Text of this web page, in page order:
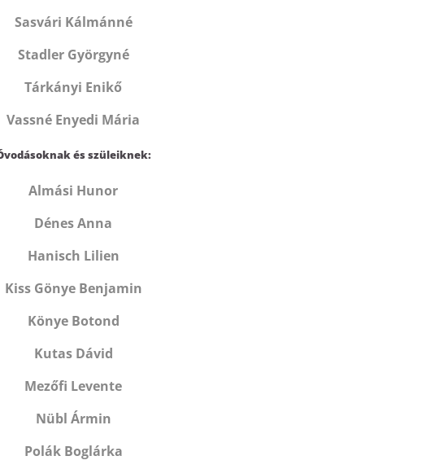
Sasvári Kálmánné
Stadler Györgyné
Tárkányi Enikő
Vassné Enyedi Mária
és szüleiknek:
Almási Hunor
Dénes Anna
Hanisch Lilien
Kiss Gönye Benjamin
Könye Botond
Kutas Dávid
Mezőfi Levente
Nübl Ármin
Polák Boglárka